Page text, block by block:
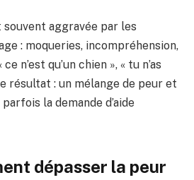
aggravée par les
: moqueries, incompréhension,
n’est qu’un chien », « tu n’as
résultat : un mélange de peur et
la demande d’aide
dépasser la peur